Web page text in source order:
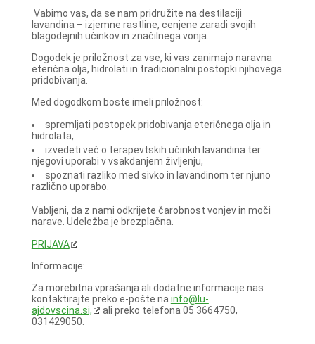
Vabimo vas, da se nam pridružite na destilaciji
lavandina – izjemne rastline, cenjene zaradi svojih
blagodejnih učinkov in značilnega vonja.
Dogodek je priložnost za vse, ki vas zanimajo naravna
eterična olja, hidrolati in tradicionalni postopki njihovega
pridobivanja.
Med dogodkom boste imeli priložnost:
spremljati postopek pridobivanja eteričnega olja in
hidrolata,
izvedeti več o terapevtskih učinkih lavandina ter
njegovi uporabi v vsakdanjem življenju,
spoznati razliko med sivko in lavandinom ter njuno
različno uporabo.
Vabljeni, da z nami odkrijete čarobnost vonjev in moči
narave. Udeležba je brezplačna.
PRIJAVA
Informacije:
Za morebitna vprašanja ali dodatne informacije nas
kontaktirajte preko e-pošte nainfo@lu-
ajdovscina.si,
ali preko telefona 05 3664750,
031429050.